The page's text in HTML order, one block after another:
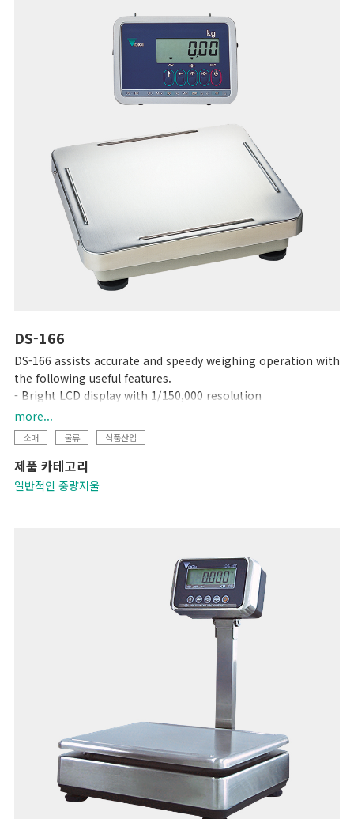
DS-166
DS-166 assists accurate and speedy weighing operation with
the following useful features.
- Bright LCD display with 1/150,000 resolution
- One touch/digital tare subtraction
- Zero recall function
- Two set points for HIGH/OK/LOW
- RS-232C interface link to PC
more...
소매 물류 식품산업
제품 카테고리
일반적인 중량저울